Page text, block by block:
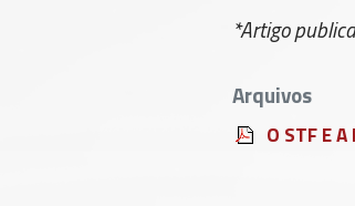
*Artigo
Arquivos
O STF E